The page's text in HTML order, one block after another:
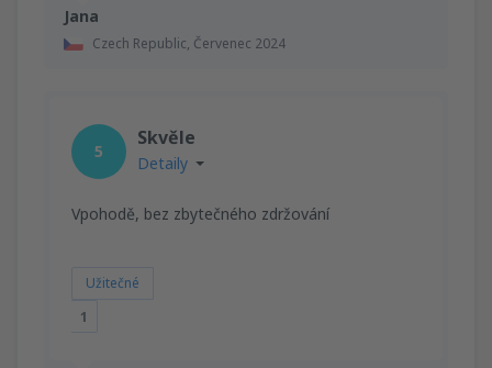
Jana
Czech Republic, Červenec 2024
5
Skvěle
Detaily
Vpohodě, bez zbytečného zdržování
Užitečné
1